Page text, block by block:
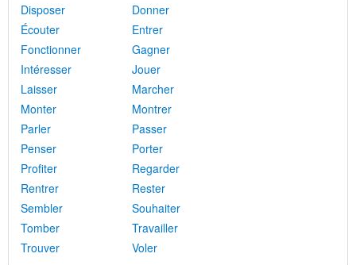
Disposer
Donner
Écouter
Entrer
Fonctionner
Gagner
Intéresser
Jouer
Laisser
Marcher
Monter
Montrer
Parler
Passer
Penser
Porter
Profiter
Regarder
Rentrer
Rester
Sembler
Souhaiter
Tomber
Travailler
Trouver
Voler